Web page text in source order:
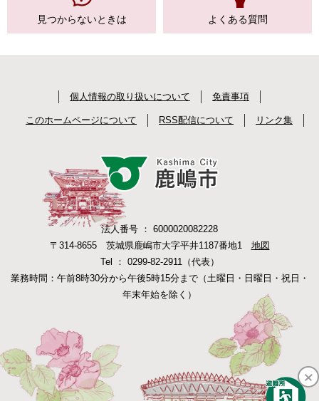
見つからないときは よくある質問
個人情報の取り扱いについて 免責事項
このホームページについて RSS配信について リンク集
法人番号 ： 6000020082228
〒314-8655 茨城県鹿嶋市大字平井1187番地1 地図
Tel ： 0299-82-2911（代表）
業務時間：午前8時30分から午後5時15分まで（土曜日・日曜日・祝日・
年末年始を除く）